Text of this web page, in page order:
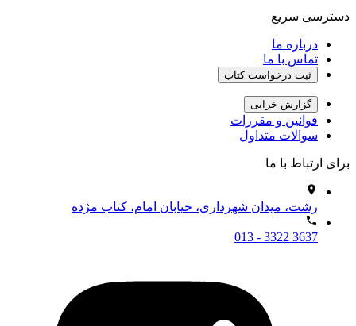
دسترسی سریع
درباره ما
تماس با ما
ثبت درخواست کتاب
گزارش خرابی
قوانین و مقررات
سوالات متداول
برای ارتباط با ما
رشت، میدان شهرداری، خیابان امام، کتاب مژده
013 - 3322 3637